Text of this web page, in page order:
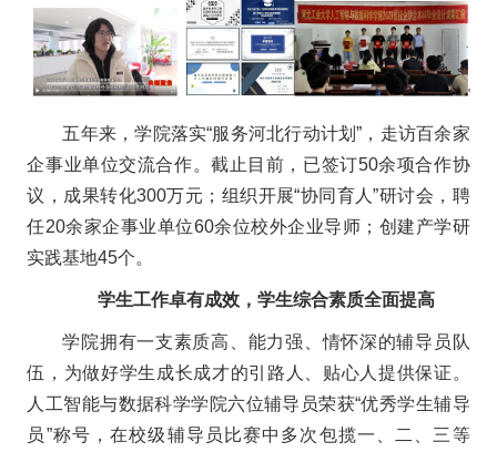
五年来，学院落实“服务河北行动计划”，走访百余家
企事业单位交流合作。截止目前，已签订50余项合作协
议，成果转化300万元；组织开展“协同育人”研讨会，聘
任20余家企事业单位60余位校外企业导师；创建产学研
实践基地45个。
学生工作卓有成效，学生综合素质全面提高
学院拥有一支素质高、能力强、情怀深的辅导员队
伍，为做好学生成长成才的引路人、贴心人提供保证。
人工智能与数据科学学院六位辅导员荣获“优秀学生辅导
员”称号，在校级辅导员比赛中多次包揽一、二、三等